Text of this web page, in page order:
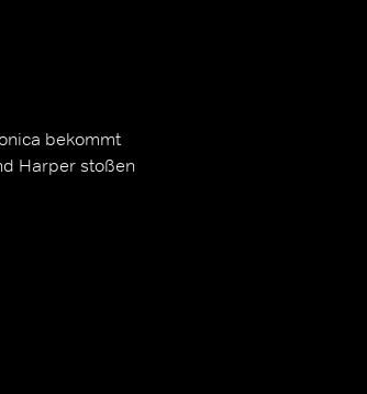
bekommt
Harper stoßen